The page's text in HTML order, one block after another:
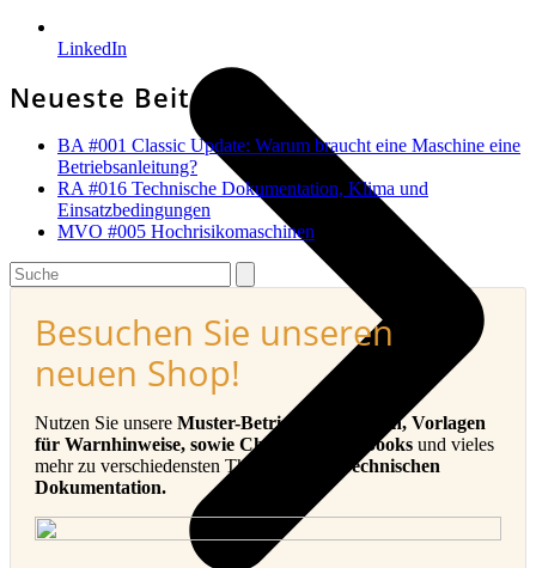
LinkedIn
Neueste Beiträge
BA #001 Classic Update: Warum braucht eine Maschine eine
Betriebsanleitung?
RA #016 Technische Dokumentation, Klima und
Einsatzbedingungen
MVO #005 Hochrisikomaschinen
Search
Besuchen Sie unseren
neuen Shop!
Nutzen Sie unsere Muster-Betriebsanleitungen, Vorlagen
für Warnhinweise, sowie Checklisten, E-Books und vieles
mehr zu verschiedensten Themen in der
Technischen
Dokumentation.